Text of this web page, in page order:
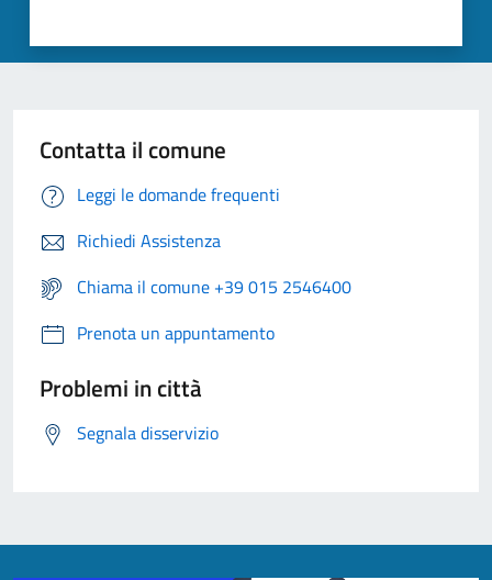
Contatta il comune
Leggi le domande frequenti
Richiedi Assistenza
Chiama il comune +39 015 2546400
Prenota un appuntamento
Problemi in città
Segnala disservizio